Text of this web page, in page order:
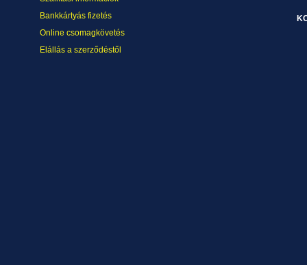
Bankkártyás fizetés
Online csomagkövetés
Elállás a szerződéstől